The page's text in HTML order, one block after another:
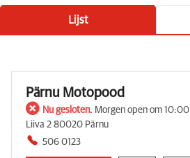
Lijst
Pärnu Motopood
Nu gesloten. Morgen open om 10:00
Liiva 2 80020 Pärnu
506 0123